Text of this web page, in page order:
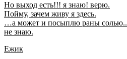
Но выход есть!!! я знаю! верю.
Пойму, зачем живу я здесь.
…а может и посыплю раны солью..
не знаю.
Ежик